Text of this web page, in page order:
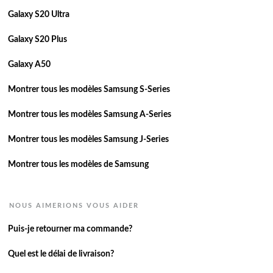
Galaxy S20 Ultra
Galaxy S20 Plus
Galaxy A50
Montrer tous les modèles Samsung S-Series
Montrer tous les modèles Samsung A-Series
Montrer tous les modèles Samsung J-Series
Montrer tous les modèles de Samsung
NOUS AIMERIONS VOUS AIDER
Puis-je retourner ma commande?
Quel est le délai de livraison?